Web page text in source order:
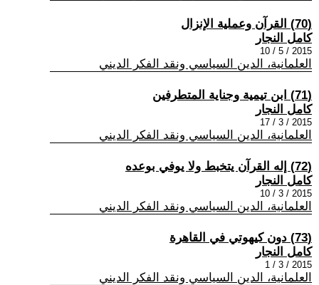
(70) القرآن وعملية الإنزال
كامل النجار
2015 / 5 / 10
العلمانية، الدين السياسي ونقد الفكر الديني
(71) ابن تيمية وجناية المتطرفين
كامل النجار
2015 / 3 / 17
العلمانية، الدين السياسي ونقد الفكر الديني
(72) إله القرآن يتخبط ولا يوفي بوعده
كامل النجار
2015 / 3 / 10
العلمانية، الدين السياسي ونقد الفكر الديني
(73) دون كيهوتي في القاهرة
كامل النجار
2015 / 3 / 1
العلمانية، الدين السياسي ونقد الفكر الديني